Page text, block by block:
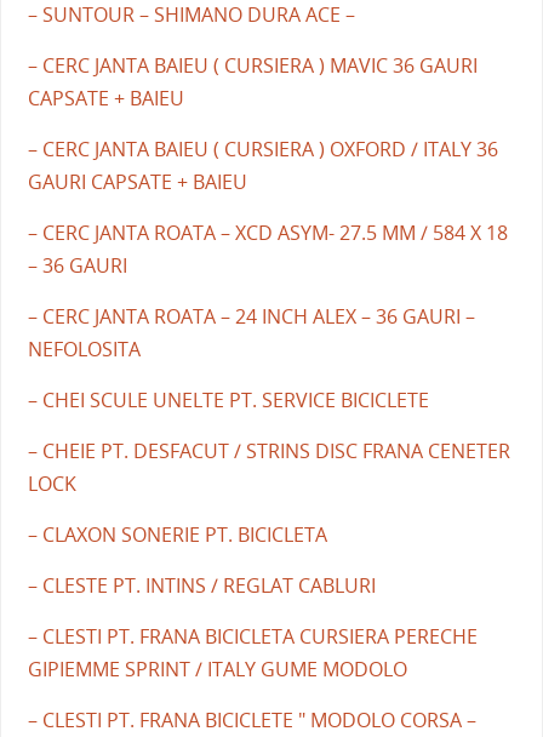
– SUNTOUR – SHIMANO DURA ACE –
– CERC JANTA BAIEU ( CURSIERA ) MAVIC 36 GAURI
CAPSATE + BAIEU
– CERC JANTA BAIEU ( CURSIERA ) OXFORD / ITALY 36
GAURI CAPSATE + BAIEU
– CERC JANTA ROATA – XCD ASYM- 27.5 MM / 584 X 18
– 36 GAURI
– CERC JANTA ROATA – 24 INCH ALEX – 36 GAURI –
NEFOLOSITA
– CHEI SCULE UNELTE PT. SERVICE BICICLETE
– CHEIE PT. DESFACUT / STRINS DISC FRANA CENETER
LOCK
– CLAXON SONERIE PT. BICICLETA
– CLESTE PT. INTINS / REGLAT CABLURI
– CLESTI PT. FRANA BICICLETA CURSIERA PERECHE
GIPIEMME SPRINT / ITALY GUME MODOLO
– CLESTI PT. FRANA BICICLETE " MODOLO CORSA –